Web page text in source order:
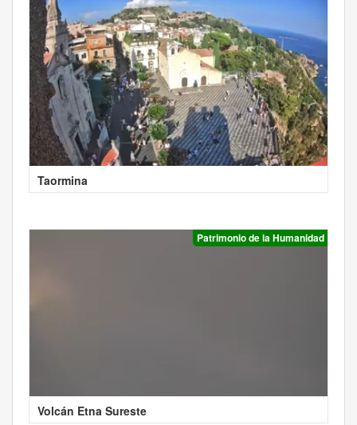
Taormina
Patrimonio de la Humanidad
Volcán Etna Sureste